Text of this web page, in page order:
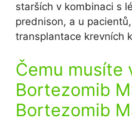
starších v kombinaci s
prednison, a u
transplantace krevních
Čemu musíte
Bortezomib
Bortezomib